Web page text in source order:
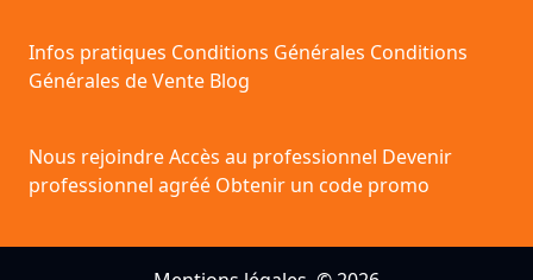
Infos pratiques Conditions Générales Conditions
Générales de Vente Blog
Nous rejoindreAccès au professionnel Devenir
professionnel agréé Obtenir un code promo